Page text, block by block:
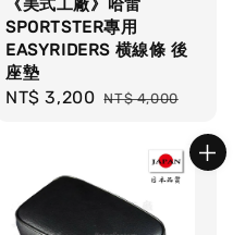
《美式工廠》哈雷
SPORTSTER專用
EASYRIDERS 横線條 後
座墊
Sale
NT$ 3,200 Regular
NT$ 4,000